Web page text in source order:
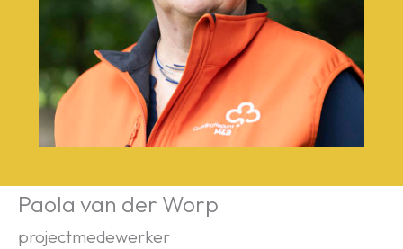
Paola van der Worp
projectmedewerker